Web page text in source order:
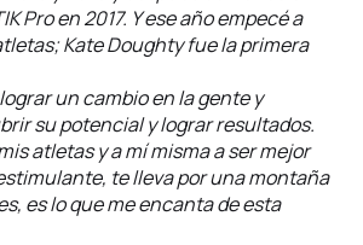
Pro en 2017. Y ese año empecé a
Kate Doughty fue la primera
un cambio en la gente y
su potencial y lograr resultados.
atletas y a mí misma a ser mejor
te lleva por una montaña
es lo que me encanta de esta